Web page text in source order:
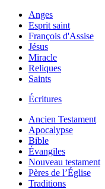
Anges
Esprit saint
François d'Assise
Jésus
Miracle
Reliques
Saints
Écritures
Ancien Testament
Apocalypse
Bible
Évangiles
Nouveau testament
Pères de l’Église
Traditions